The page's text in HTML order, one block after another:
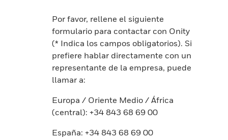
Por favor, rellene el siguiente
formulario para contactar con Onity
(* Indica los campos obligatorios). Si
prefiere hablar directamente con un
representante de la empresa, puede
llamar a:
Europa / Oriente Medio / África
(central): +34 843 68 69 00
España: +34 843 68 69 00